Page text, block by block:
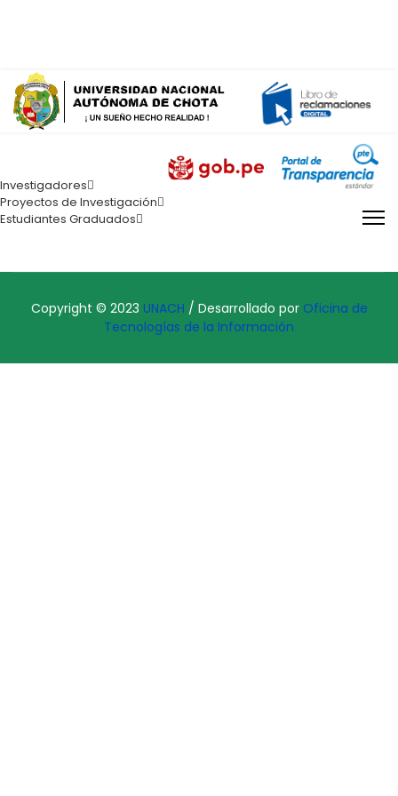
Investigadores
Proyectos de Investigación
Estudiantes Graduados
Copyright © 2023 UNACH / Desarrollado por Oficina de
Tecnologías de la Información